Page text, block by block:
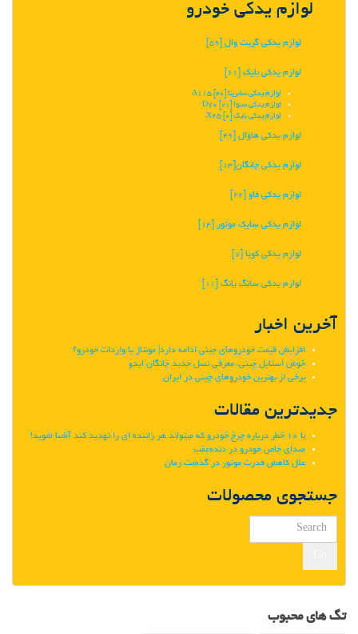
لوازم یدکی خودرو
لوازم یدکی گریت وال
لوازم یدکی بایک
لوازم یدکی سابرینا A115 [40]
لوازم یدکی سنوا D70 [21]
لوازم یدکی بایک X25 [0]
لوازم یدکی هاوال
لوازم یدکی چانگان‬‎ [13]
لوازم یدکی فاو
لوازم یدکی سایک موتور
لوازم یدکی کوپا
لوازم یدکی سانگ یانگ
آخرین اخبار
افزایش قیمت خودروهای چینی ادامه دارد| مونتاژ یا واردات خودرو؟
خوش استایل چینی، معرفی نسل جدید چانگان ایدو
برخی از بهترین خودروهای چینی در ایران
جدیدترین مقالات
با 10 خطر درباره چرخ خودرو که میتواند هر راننده ای را تهدید کند آشنا شوید!
صدای خاص خودرو در دنده‌عقب
علل کاهش قدرت موتور در گذشت زمان
جستجوی محصولات
تگ های محبوب